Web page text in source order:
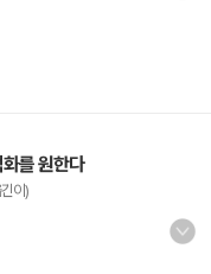
를 원한다
이)